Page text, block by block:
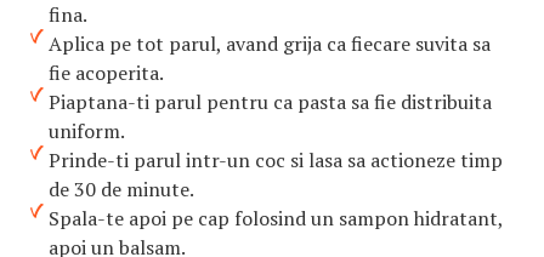
fina.
Aplica pe tot parul, avand grija ca fiecare suvita sa
fie acoperita.
Piaptana-ti parul pentru ca pasta sa fie distribuita
uniform.
Prinde-ti parul intr-un coc si lasa sa actioneze timp
de 30 de minute.
Spala-te apoi pe cap folosind un sampon hidratant,
apoi un balsam.